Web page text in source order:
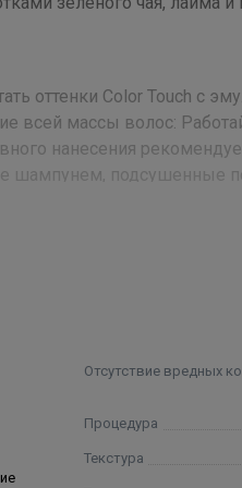
оттенки Color Touch с
массы волос:
нанесения
шампунем, подсушенные
завивки/
Sodium Laureth Sulfate,
Fragrance, Sodium
Acid, Ascorbic Acid,
Hexyl Cinnamal,
Отсутствие вредных
Процедура
Текстура